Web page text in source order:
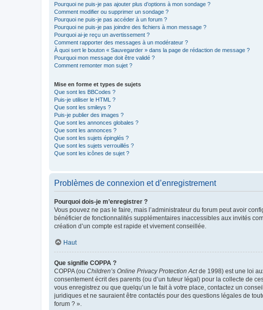
Pourquoi ne puis-je pas ajouter plus d’options à mon sondage ?
Comment modifier ou supprimer un sondage ?
Pourquoi ne puis-je pas accéder à un forum ?
Pourquoi ne puis-je pas joindre des fichiers à mon message ?
Pourquoi ai-je reçu un avertissement ?
Comment rapporter des messages à un modérateur ?
À quoi sert le bouton « Sauvegarder » dans la page de rédaction de message ?
Pourquoi mon message doit être validé ?
Comment remonter mon sujet ?
Mise en forme et types de sujets
Que sont les BBCodes ?
Puis-je utiliser le HTML ?
Que sont les smileys ?
Puis-je publier des images ?
Que sont les annonces globales ?
Que sont les annonces ?
Que sont les sujets épinglés ?
Que sont les sujets verrouillés ?
Que sont les icônes de sujet ?
Problèmes de connexion et d’enregistrement
Pourquoi dois-je m’enregistrer ?
Vous pouvez ne pas le faire, mais l’administrateur du forum peut avoir
bénéficier de fonctionnalités supplémentaires inaccessibles aux invités
création d’un compte est rapide et vivement conseillée.
Haut
Que signifie COPPA ?
COPPA (ou Children’s Online Privacy Protection Actde 1998) est une loi
consentement écrit des parents (ou d’un tuteur légal) pour la collecte de
vous enregistrez ou que quelqu’un le fait à votre place, contactez un
juridiques et ne sauraient être contactés pour des questions légales de
forum ? ».